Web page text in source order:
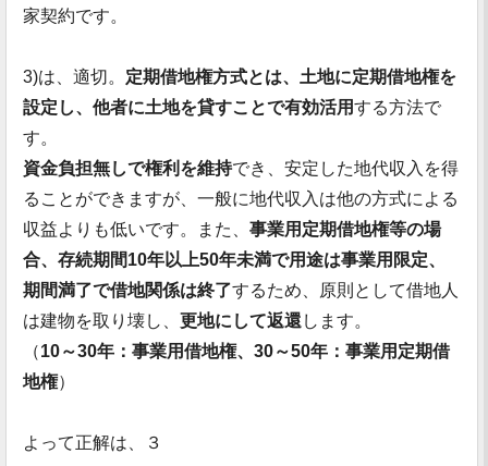
家契約です。
3)は、適切。 定期借地権方式とは、土地に定期借地権を
設定し、他者に土地を貸すことで有効活用する方法で
す。
資金負担無しで権利を維持でき、安定した地代収入を得
ることができますが、一般に地代収入は他の方式による
収益よりも低いです。また、 事業用定期借地権等の場
合、存続期間10年以上50年未満で用途は事業用限定、
期間満了で借地関係は終了するため、原則として借地人
は建物を取り壊し、 更地にして返還 します。
（10～30年：事業用借地権、30～50年：事業用定期借
地権）
よって正解は、３